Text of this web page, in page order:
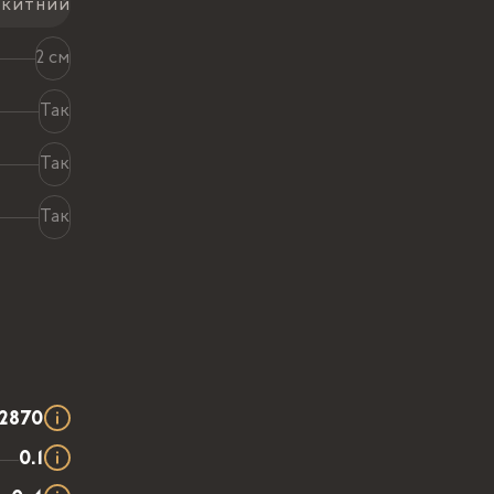
2 см
Так
Так
Так
2870
0.1